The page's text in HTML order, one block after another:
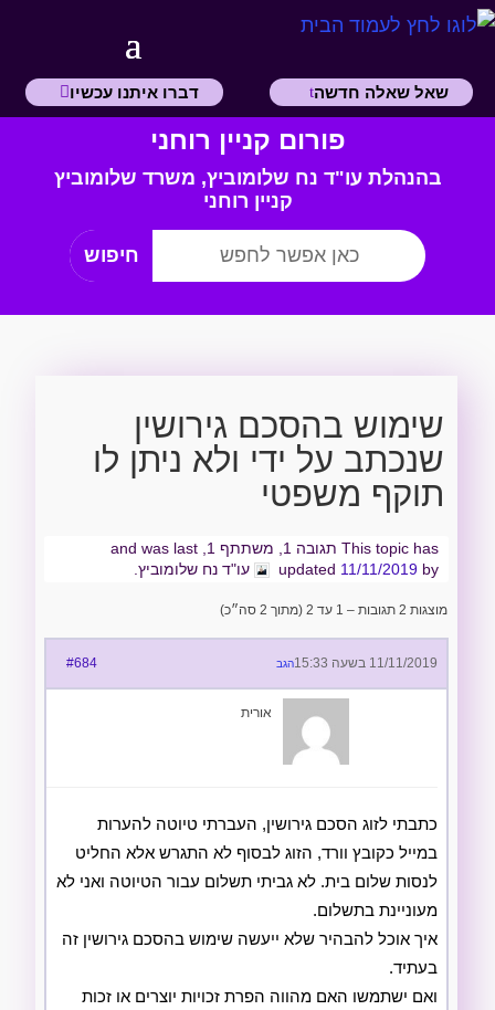
דברו איתנו עכשיו שאל שאלה חדשה
פורום קניין רוחני
בהנהלת עו"ד נח שלומוביץ, משרד שלומוביץ
קניין רוחני
שימוש בהסכם גירושין
שנכתב על ידי ולא ניתן לו
תוקף משפטי
This topic has תגובה 1, משתתף 1, and was last
updated 11/11/2019 by עו"ד נח שלומוביץ.
מוצגות 2 תגובות – 1 עד 2 (מתוך 2 סה״כ)
11/11/2019 בשעה 15:33 #684 הגב
אורית
כתבתי לזוג הסכם גירושין, העברתי טיוטה להערות
במייל כקובץ וורד, הזוג לבסוף לא התגרש אלא החליט
לנסות שלום בית. לא גביתי תשלום עבור הטיוטה ואני לא
מעוניינת בתשלום.
איך אוכל להבהיר שלא ייעשה שימוש בהסכם גירושין זה
בעתיד.
ואם ישתמשו האם מהווה הפרת זכויות יוצרים או זכות